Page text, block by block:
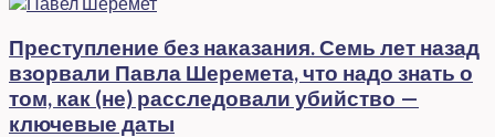
Преступление без наказания. Семь лет назад
взорвали Павла Шеремета, что надо знать о
том, как (не) расследовали убийство —
ключевые даты